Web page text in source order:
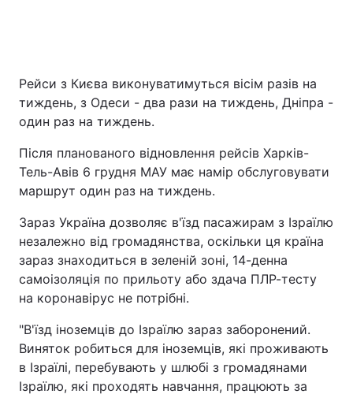
Рейси з Києва виконуватимуться вісім разів на
тиждень, з Одеси - два рази на тиждень, Дніпра -
один раз на тиждень.
Після планованого відновлення рейсів Харків-
Тель-Авів 6 грудня МАУ має намір обслуговувати
маршрут один раз на тиждень.
Зараз Україна дозволяє в'їзд пасажирам з Ізраїлю
незалежно від громадянства, оскільки ця країна
зараз знаходиться в зеленій зоні, 14-денна
самоізоляція по прильоту або здача ПЛР-тесту
на коронавірус не потрібні.
"В'їзд іноземців до Ізраїлю зараз заборонений.
Виняток робиться для іноземців, які проживають
в Ізраїлі, перебувають у шлюбі з громадянами
Ізраїлю, які проходять навчання, працюють за